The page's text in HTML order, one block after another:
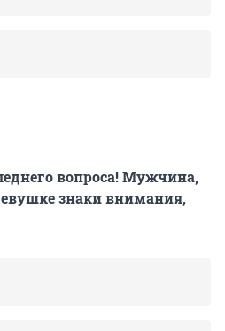
вопроса! Мужчина,
знаки внимания,